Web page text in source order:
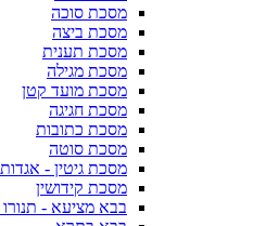
מסכת סוכה
מסכת ביצה
מסכת תענית
מסכת מגילה
מסכת מועד קטן
מסכת חגיגה
מסכת כתובות
מסכת סוטה
מסכת גיטין -
מסכת קידושין
בבא מציעא -